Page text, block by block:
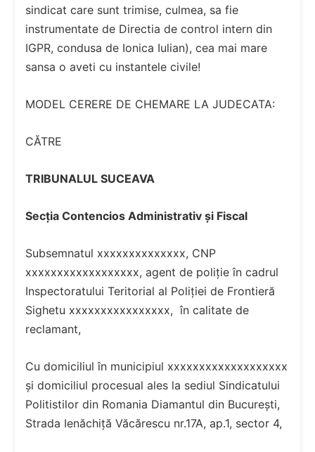
sindicat care sunt trimise, culmea, sa fie
instrumentate de Directia de control intern din
IGPR, condusa de Ionica Iulian), cea mai mare
sansa o aveti cu instantele civile!
MODEL CERERE DE CHEMARE LA JUDECATA:
CĂTRE
TRIBUNALUL SUCEAVA
Secția Contencios Administrativ și Fiscal
Subsemnatul xxxxxxxxxxxxxx, CNP
xxxxxxxxxxxxxxxxxx, agent de poliție în cadrul
Inspectoratului Teritorial al Poliției de Frontieră
Sighetu xxxxxxxxxxxxxxxx, în calitate de
reclamant,
Cu domiciliul în municipiul xxxxxxxxxxxxxxxxxxx
și domiciliul procesual ales la sediul Sindicatului
Politistilor din Romania Diamantul din București,
Strada Ienăchiță Văcărescu nr.17A, ap.1, sector 4,